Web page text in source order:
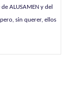
ALUSAMEN y del
sin querer, ellos